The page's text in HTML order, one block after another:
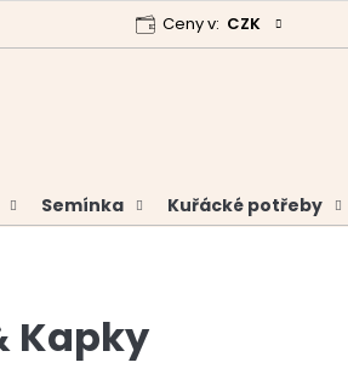
Analýzy a certifikáty
Ceny v: CZK
Semínka Kuřácké potřeby
Kapky